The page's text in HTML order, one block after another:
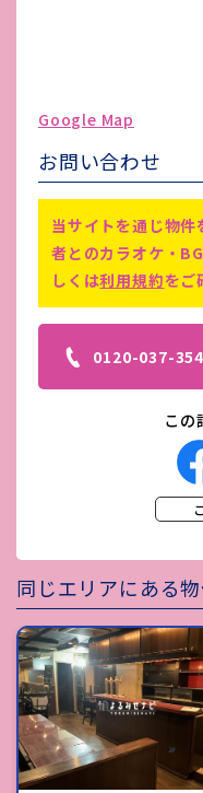
備考
Google Map
お問い合わせ
当サイトを通じ物
者とのカラオケ・
しくは利用規約をご
0120-037-354
この
同じエリアにある